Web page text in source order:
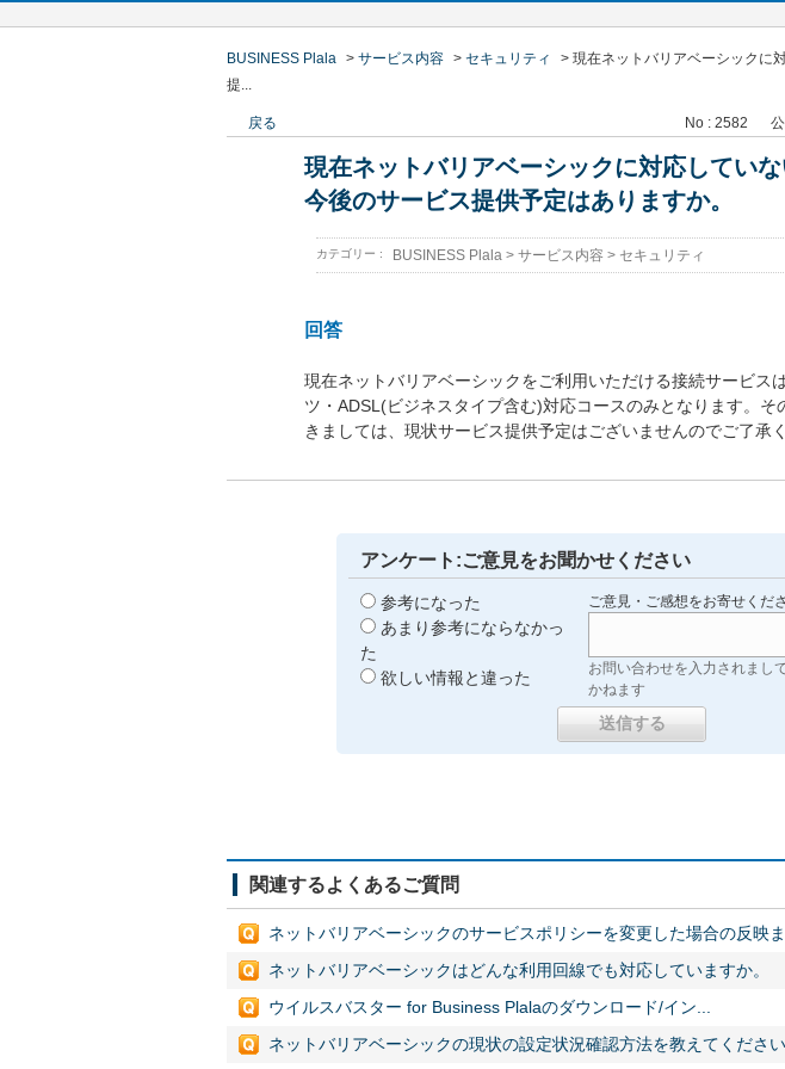
BUSINESS Plala > サービス内容 > セキュリティ > 現在ネットバリアベーシックに
提...
戻る No : 2582
現在ネットバリアベーシックに対応してい
今後のサービス提供予定はありますか。
カテゴリー : BUSINESS Plala> サービス内容 > セキュリティ
回答
現在ネットバリアベーシックをご利用いただける接続サービス
ツ・ADSL(ビジネスタイプ含む)対応コースのみとなります。そ
きましては、現状サービス提供予定はございませんのでご了承く
アンケート:ご意見をお聞かせください
参考になった
あまり参考にならなかっ
た
欲しい情報と違った
ご意見・ご感想をお寄せくだ
お問い合わせを入力されまし
かねます
関連するよくあるご質問
ネットバリアベーシックのサービスポリシーを変更した場合の反映ま
ネットバリアベーシックはどんな利用回線でも対応していますか。
ウイルスバスター for Business Plalaのダウンロード/イン...
ネットバリアベーシックの現状の設定状況確認方法を教えてください